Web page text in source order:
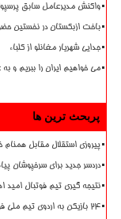
واکنش مدیرعامل سابق
باخت ازبکستان در نخستین
جدایی شهریار مغانلو از کلباء
می خواهیم ایران را ببریم و
پربحث ترین ها
پیروزی استقلال مقابل همنام
دردسر جدید برای سرخپوشان
نتیجه گیری تیم فوتبال امید
۲۴ بازیکن به اردوی تیم ملی فوتسال زنان دعوت شدند